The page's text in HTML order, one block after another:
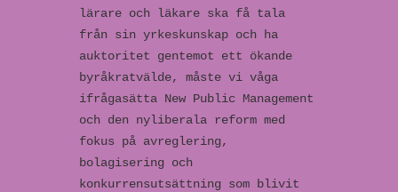
lärare och läkare ska få tala
från sin yrkeskunskap och ha
auktoritet gentemot ett ökande
byråkratvälde, måste vi våga
ifrågasätta New Public Management
och den nyliberala reform med
fokus på avreglering,
bolagisering och
konkurrensutsättning som blivit